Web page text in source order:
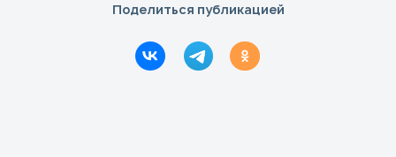
Поделиться публикацией